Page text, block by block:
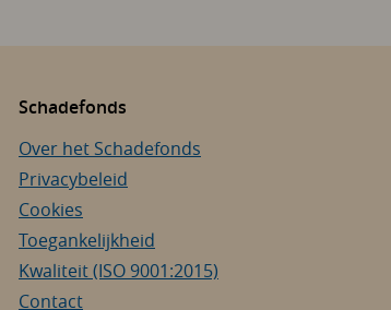
Schadefonds
Over het Schadefonds
Privacybeleid
Cookies
Toegankelijkheid
Kwaliteit (ISO 9001:2015)
Contact